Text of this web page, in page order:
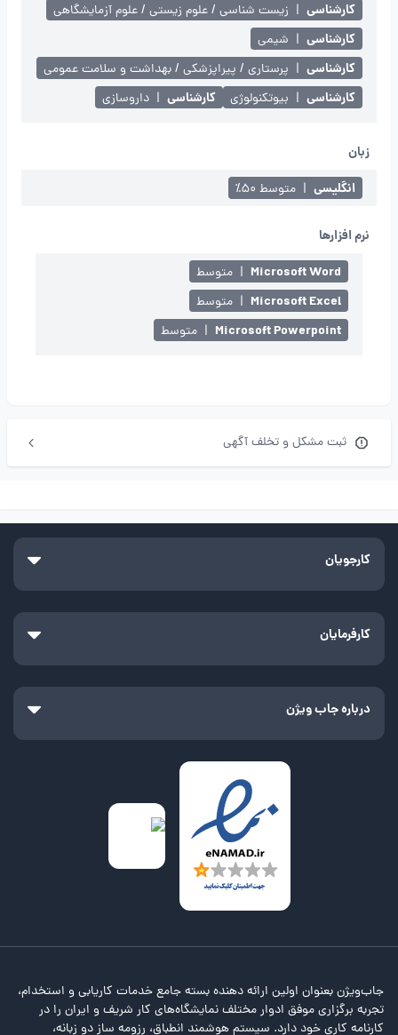
کارشناسی | زیست شناسی / علوم زیستی / علوم آزمایشگاهی
کارشناسی | شیمی
کارشناسی | پرستاری / پیراپزشکی / بهداشت و سلامت عمومی
کارشناسی | بیوتکنولوژی کارشناسی | داروسازی
زبان
انگلیسی | متوسط ۵۰٪
نرم افزارها
Microsoft Word
| متوسط
Microsoft Excel
| متوسط
Microsoft Powerpoint
| متوسط
ثبت مشکل و تخلف آگهی
کارجویان
کارفرمایان
درباره جاب ویژن
جاب‌ویژن بعنوان اولین ارائه دهنده بسته جامع خدمات کاریابی و استخدام،
تجربه برگزاری موفق ادوار مختلف نمایشگاه‌های کار شریف و ایران را در
کارنامه کاری خود دارد. سیستم هوشمند انطباق، رزومه ساز دو زبانه،